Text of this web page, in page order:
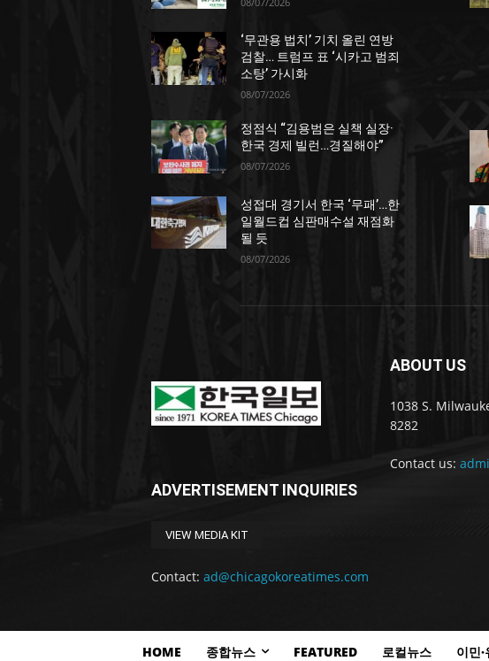
‘무관용 법치’ 기치 올린 연방
검찰… 트럼프 표 ‘시카고 범죄
소탕’ 가시화
08/07/2026
정점식 “김용범은 실책 실장·
한국 경제 빌런…경질해야”
08/07/2026
성접대 경기서 한국 ‘무패’…한
일월드컵 심판매수설 재점화
될 듯
08/07/2026
ABOUT US
1038 S.
8282
Contact us:
ADVERTISEMENT INQUIRIES
VIEW MEDIA KIT
Contact: ad@chicagokoreatimes.com
HOME 종합뉴스 FEATURED 로컬뉴스 이민